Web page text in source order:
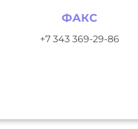
ФАКС
+7 343 369-29-86